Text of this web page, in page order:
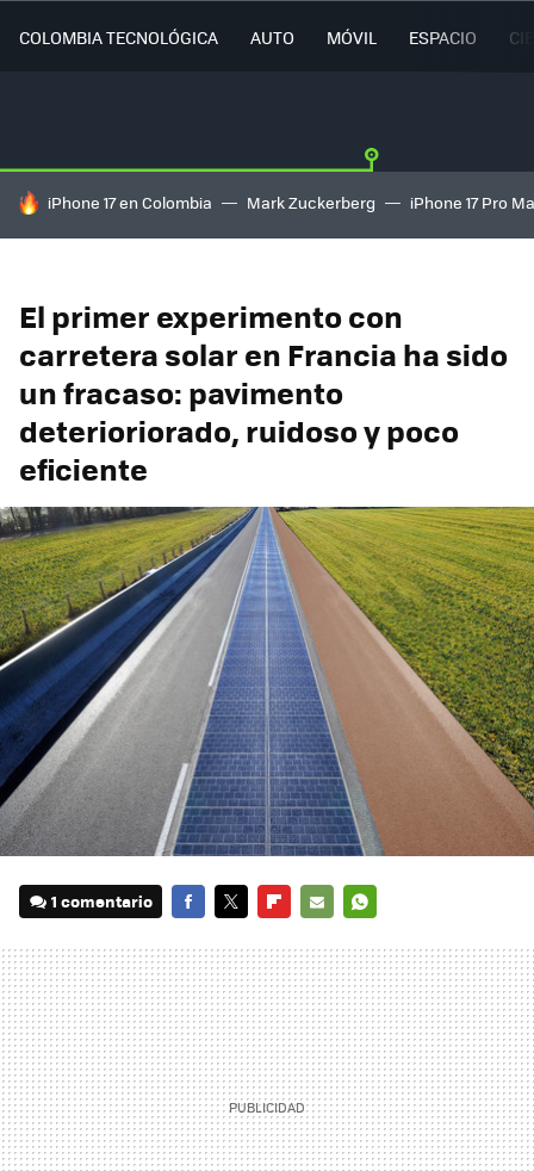
COLOMBIA TECNOLÓGICA AUTO MÓVIL ESPACIO
HOY SE HABLA DE
iPhone 17 en Colombia Mark Zuckerberg iPhone 17 Pro
El primer experimento con
carretera solar en Francia ha sido
un fracaso: pavimento
deterioriorado, ruidoso y poco
eficiente
1 comentario
MAIL